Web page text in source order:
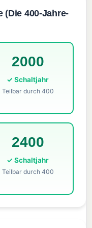
(Die 400-Jahre-
2000
✓ Schaltjahr
Teilbar durch 400
2400
✓ Schaltjahr
Teilbar durch 400